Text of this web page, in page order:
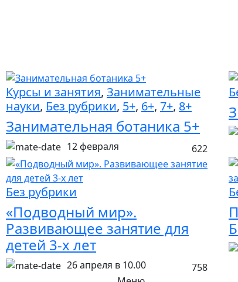
Курсы и занятия, Занимательные
науки, Без рубрики, 5+, 6+, 7+, 8+
Занимательная ботаника 5+
12 февраля 622
Без рубрики
«Подводный мир».
Развивающее занятие для
детей 3-х лет
26 апреля в 10.00 758